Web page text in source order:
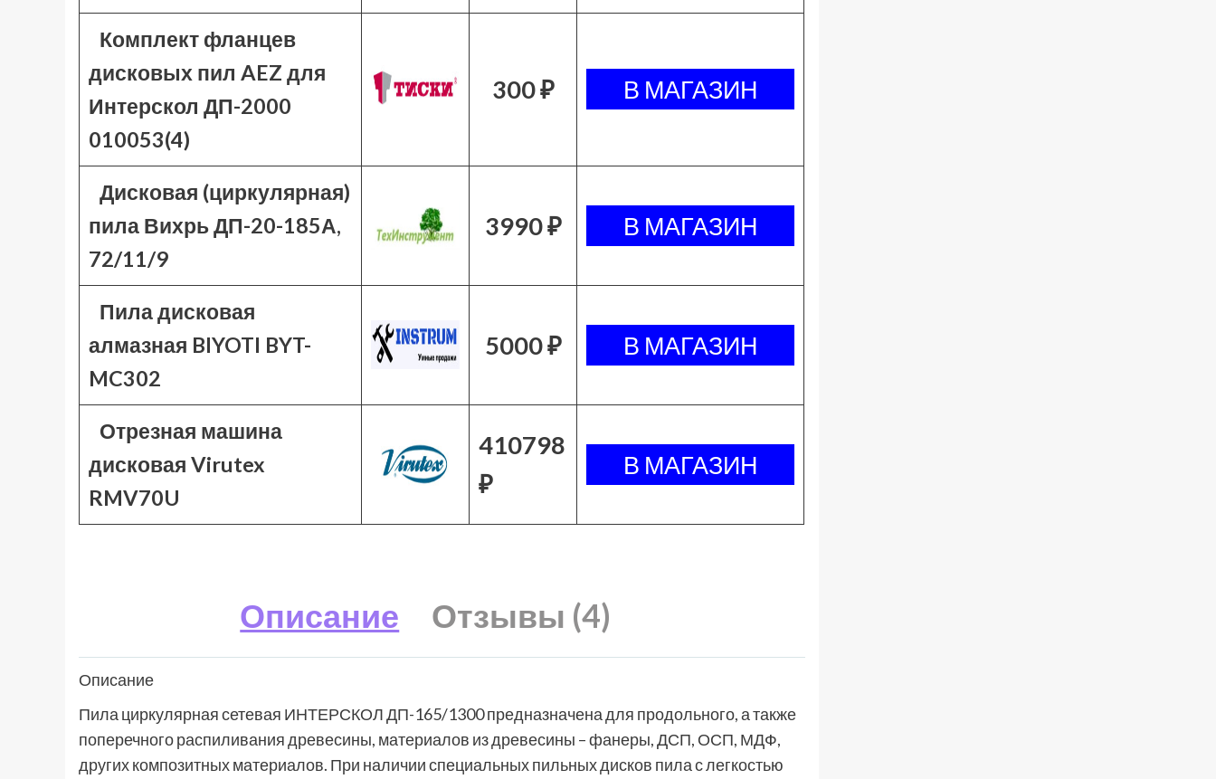
Комплект фланцев
дисковых пил AEZ для
Интерскол ДП-2000
010053(4)
300 ₽
Дисковая (циркулярная)
пила Вихрь ДП-20-185А,
72/11/9
3990 ₽
Пила дисковая
алмазная BIYOTI BYT-
MC302
5000 ₽
Отрезная машина
дисковая Virutex
RMV70U
410798
₽
Описание Отзывы (4)
Описание
Пила циркулярная сетевая ИНТЕРСКОЛ ДП-165/1300 предназначена для продольного, а также
поперечного распиливания древесины, материалов из древесины – фанеры, ДСП, ОСП, МДФ,
других композитных материалов. При наличии специальных пильных дисков пила с легкостью